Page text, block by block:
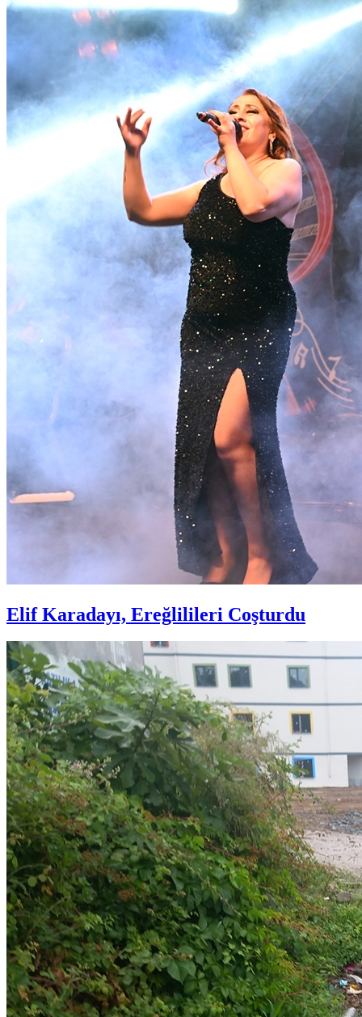
Elif Karadayı, Ereğlilileri Coşturdu